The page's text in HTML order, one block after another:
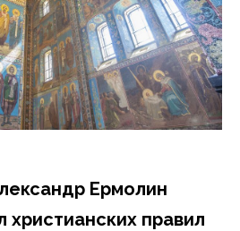
Ермолин
правил